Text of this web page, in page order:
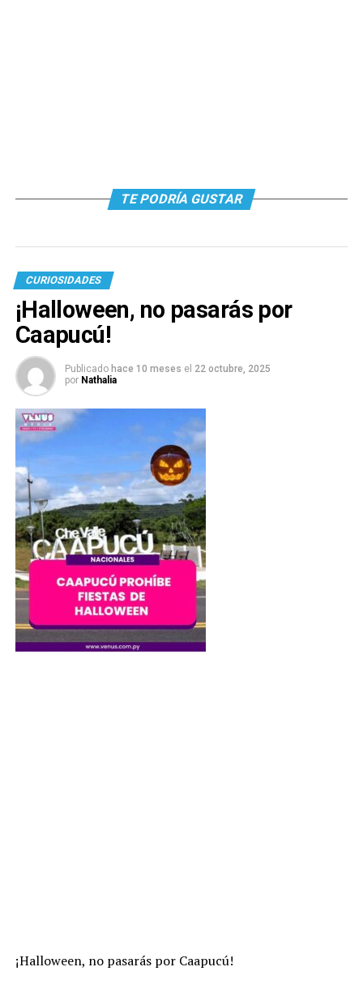
TE PODRÍA GUSTAR
CURIOSIDADES
¡Halloween, no pasarás por
Caapucú!
Publicado hace 10 meses el 22 octubre, 2025
por Nathalia
¡Halloween, no pasarás por Caapucú!